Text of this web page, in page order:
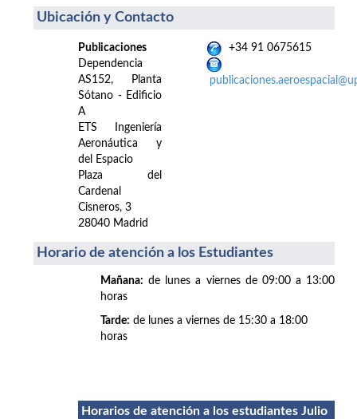
Ubicación y Contacto
Publicaciones
Dependencia
AS152, Planta
Sótano - Edificio
A
ETS Ingeniería
Aeronáutica y
del Espacio
Plaza del
Cardenal
Cisneros, 3
28040 Madrid
+34 91 0675615
Horario de atención a los Estudiantes
Mañana: de lunes a viernes de 09:00 a 13:00
horas
Tarde: de lunes a viernes de 15:30 a 18:00
horas
Horarios de atención a los estudiantes Julio